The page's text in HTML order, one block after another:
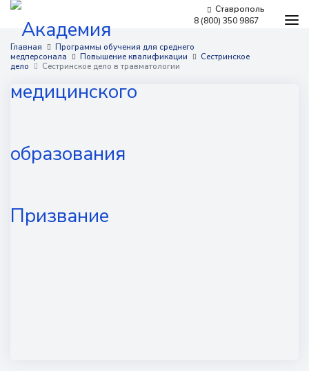
8 (800) 350 9867
Ставрополь
Программы обучения
Условия обучения
Для работодателей
Сведения об образовательной организации
Главная
Программы обучения для среднего
медперсонала
Повышение квалификации
Сестринское
дело
Сестринское дело в травматологии